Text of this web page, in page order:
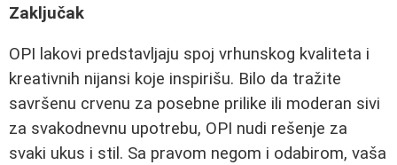
Zaključak
OPI lakovi predstavljaju spoj vrhunskog kvaliteta i
kreativnih nijansi koje inspirišu. Bilo da tražite
savršenu crvenu za posebne prilike ili moderan sivi
za svakodnevnu upotrebu, OPI nudi rešenje za
svaki ukus i stil. Sa pravom negom i odabirom, vaša